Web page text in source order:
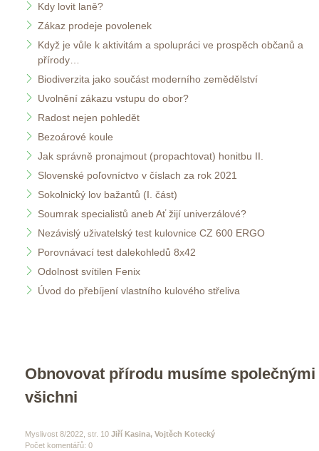
Kdy lovit laně?
Zákaz prodeje povolenek
Když je vůle k aktivitám a spolupráci ve prospěch občanů a
přírody…
Biodiverzita jako součást moderního zemědělství
Uvolnění zákazu vstupu do obor?
Radost nejen pohledět
Bezoárové koule
Jak správně pronajmout (propachtovat) honitbu II.
Slovenské poľovníctvo v číslach za rok 2021
Sokolnický lov bažantů (I. část)
Soumrak specialistů aneb Ať žijí univerzálové?
Nezávislý uživatelský test kulovnice CZ 600 ERGO
Porovnávací test dalekohledů 8x42
Odolnost svítilen Fenix
Úvod do přebíjení vlastního kulového střeliva
Obnovovat přírodu musíme
všichni
Myslivost 8/2022, str. 10 Jiří Kasina, Vojtěch Kotecký
Počet komentářů: 0